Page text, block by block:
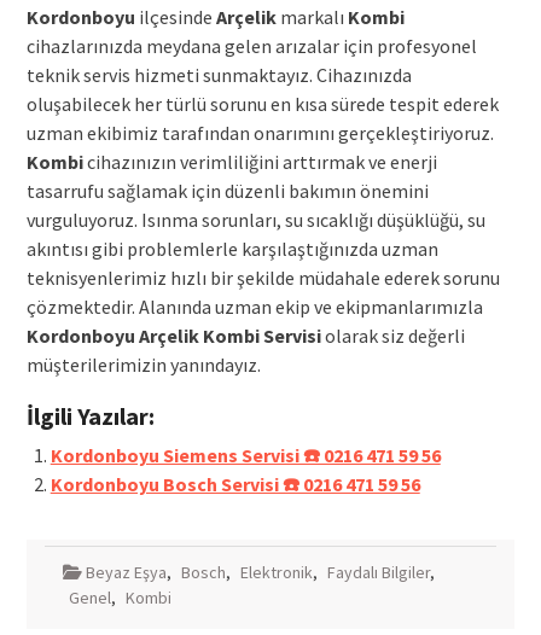
Kordonboyu ilçesinde Arçelikmarkalı Kombi
cihazlarınızda meydana gelen arızalar için profesyonel
teknik servis hizmeti sunmaktayız. Cihazınızda
oluşabilecek her türlü sorunu en kısa sürede tespit ederek
uzman ekibimiz tarafından onarımını gerçekleştiriyoruz.
Kombicihazınızın verimliliğini arttırmak ve enerji
tasarrufu sağlamak için düzenli bakımın önemini
vurguluyoruz. Isınma sorunları, su sıcaklığı düşüklüğü, su
akıntısı gibi problemlerle karşılaştığınızda uzman
teknisyenlerimiz hızlı bir şekilde müdahale ederek sorunu
çözmektedir. Alanında uzman ekip ve ekipmanlarımızla
Kordonboyu Arçelik Kombi Servisiolarak siz değerli
müşterilerimizin yanındayız.
İlgili Yazılar:
Kordonboyu Siemens Servisi ☎️ 0216 471 59 56
Kordonboyu Bosch Servisi ☎️ 0216 471 59 56
Beyaz Eşya, Bosch, Elektronik, Faydalı Bilgiler,
Genel, Kombi